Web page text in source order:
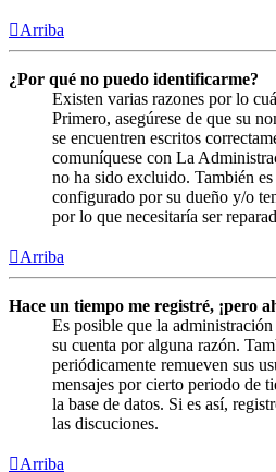
Arriba
¿Por qué no puedo identificarme?
Existen varias razones por lo
Primero, asegúrese de que su
se encuentren escritos
comuníquese con La
no ha sido excluido. También
configurado por su dueño y/o
por lo que necesitaría ser
Arriba
Hace un tiempo me registré, ¡pero
Es posible que la
su cuenta por alguna razón.
periódicamente remueven sus
mensajes por cierto periodo de
la base de datos. Si es así,
las discuciones.
Arriba